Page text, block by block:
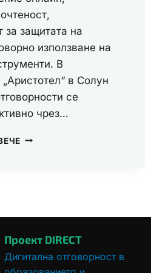
за защитата на
използване на
В
в Солун
се
чрез…
ПОДХОДЪТ
ОТГОВОРНИ
СТУДЕНТИ
Проект DIRECT
Дигитална отговорност в